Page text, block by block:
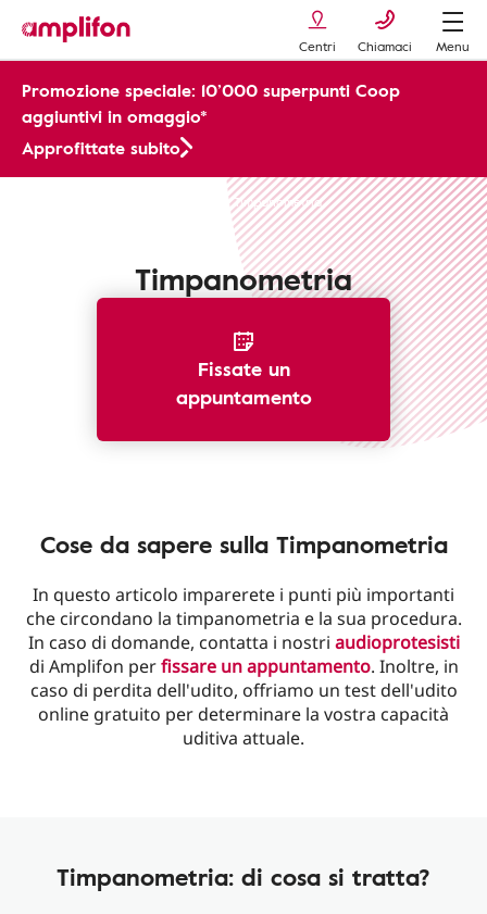
Centri Chiamaci Menu
Promozione speciale: 10’000 superpunti Coop
aggiuntivi in omaggio*
Approfittate subito
Timpanometria
Timpanometria
Fissate un
appuntamento
Cose da sapere sulla Timpanometria
In questo articolo imparerete i punti più importanti
che circondano la timpanometria e la sua procedura.
In caso di domande, contatta i nostri audioprotesisti
di Amplifon perfissare un appuntamento. Inoltre, in
caso di perdita dell'udito, offriamo un test dell'udito
online gratuito per determinare la vostra capacità
uditiva attuale.
Timpanometria: di cosa si tratta?